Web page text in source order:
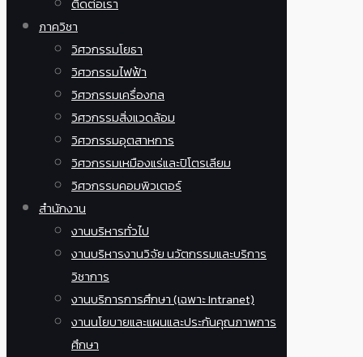
ติดต่อเรา
ภาควิชา
วิศวกรรมโยธา
วิศวกรรมไฟฟ้า
วิศวกรรมเครื่องกล
วิศวกรรมสิ่งแวดล้อม
วิศวกรรมอุตสาหการ
วิศวกรรมเหมืองแร่และปิโตรเลียม
วิศวกรรมคอมพิวเตอร์
สำนักงาน
งานบริหารทั่วไป
งานบริหารงานวิจัย นวัตกรรมและบริการ
วิชาการ
งานบริการการศึกษา (เฉพาะ Intranet)
งานนโยบายและแผนและประกันคุณภาพการ
ศึกษา